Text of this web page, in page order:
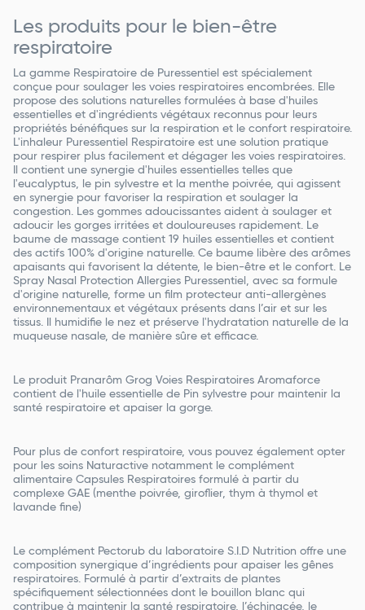
Les produits pour le bien-être
respiratoire
La gamme Respiratoire de Puressentiel est spécialement
conçue pour soulager les voies respiratoires encombrées. Elle
propose des solutions naturelles formulées à base d'huiles
essentielles et d'ingrédients végétaux reconnus pour leurs
propriétés bénéfiques sur la respiration et le confort respiratoire.
L'inhaleur Puressentiel Respiratoire est une solution pratique
pour respirer plus facilement et dégager les voies respiratoires.
Il contient une synergie d'huiles essentielles telles que
l'eucalyptus, le pin sylvestre et la menthe poivrée, qui agissent
en synergie pour favoriser la respiration et soulager la
congestion. Les gommes adoucissantes aident à soulager et
adoucir les gorges irritées et douloureuses rapidement. Le
baume de massage contient 19 huiles essentielles et contient
des actifs 100% d'origine naturelle. Ce baume libère des arômes
apaisants qui favorisent la détente, le bien-être et le confort. Le
Spray Nasal Protection Allergies Puressentiel, avec sa formule
d'origine naturelle, forme un film protecteur anti-allergènes
environnementaux et végétaux présents dans l’air et sur les
tissus. Il humidifie le nez et préserve l'hydratation naturelle de la
muqueuse nasale, de manière sûre et efficace.
Le produit Pranarôm Grog Voies Respiratoires Aromaforce
contient de l'huile essentielle de Pin sylvestre pour maintenir la
santé respiratoire et apaiser la gorge.
Pour plus de confort respiratoire, vous pouvez également opter
pour les soins Naturactive notamment le complément
alimentaire Capsules Respiratoires formulé à partir du
complexe GAE (menthe poivrée, giroflier, thym à thymol et
lavande fine)
Le complément Pectorub du laboratoire S.I.D Nutrition offre une
composition synergique d’ingrédients pour apaiser les gênes
respiratoires. Formulé à partir d’extraits de plantes
spécifiquement sélectionnées dont le bouillon blanc qui
contribue à maintenir la santé respiratoire, l’échinacée, le